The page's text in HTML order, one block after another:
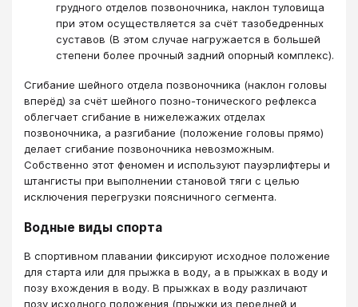
грудного отделов позвоночника, наклон туловища
при этом осуществляется за счёт тазобедренных
суставов (В этом случае нагружается в большей
степени более прочный задний опорный комплекс).
Сгибание шейного отдела позвоночника (наклон головы
вперёд) за счёт шейного позно-тонического рефлекса
облегчает сгибание в нижележажих отделах
позвоночника, а разгибание (положение головы прямо)
делает сгибание позвоночника невозможным.
Собственно этот феномен и используют пауэрлифтеры и
штангисты при выполнении становой тяги с целью
исключения перегрузки поясничного сегмента.
Водные виды спорта
В спортивном плавании фиксируют исходное положение
для старта или для прыжка в воду, а в прыжках в воду и
позу вхождения в воду. В прыжках в воду различают
позу исходного положения (прыжки из передней и